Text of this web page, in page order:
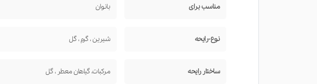
مناسب برای بانوان
نوع-رایحه شیرین ، گرم ، گل
ساختار رایحه مرکبات، گیاهان معطر ، گل